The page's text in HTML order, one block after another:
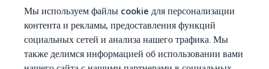
Мы используем файлы cookie для персонализации
контента и рекламы, предоставления функций
социальных сетей и анализа нашего трафика. Мы
также делимся информацией об использовании вами